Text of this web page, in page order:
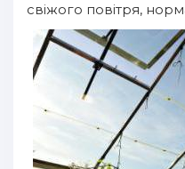
свіжого повітря,